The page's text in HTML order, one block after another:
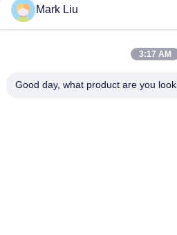
PU Pensil Kasus Pouch Gelombang
Travel Tas Kosmetik Makeup Lucu
Kuas Makeup profesional Roll
Mark Liu
3:17 AM
Good day, what product are you